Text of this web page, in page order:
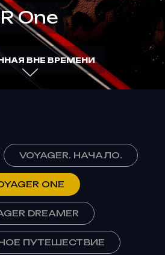
One
ВНЕ ВРЕМЕНИ
VOYAGER. НАЧАЛО.
ONE
DREAMER
ПУТЕШЕСТВИЕ